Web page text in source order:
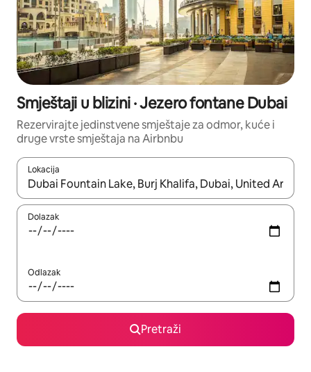
Smještaji u blizini · Jezero fontane Dubai
Rezervirajte jedinstvene smještaje za odmor, kuće i
druge vrste smještaja na Airbnbu
Lokacija
Kada budu dostupni rezultati, moći ćete ih pregledati
Dolazak
Odlazak
Pretraži